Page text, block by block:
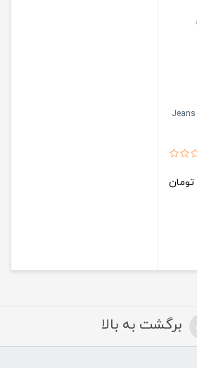
ادکلن زنانه روکوباروکو مدل Jeans
تومان
برگشت به بالا